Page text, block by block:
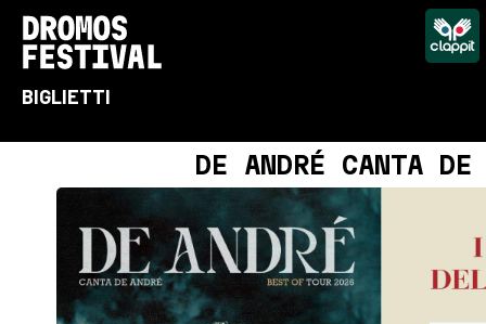
BIGLIETTI
DE ANDRÉ CANTA DE